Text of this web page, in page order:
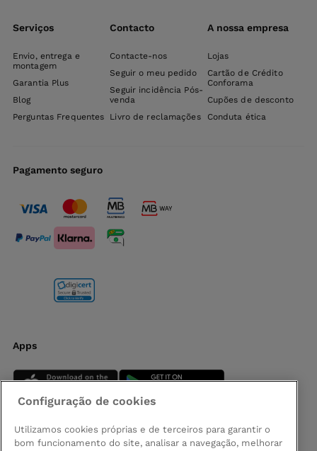
Serviços
Envio, entrega e
montagem
Garantia Plus
Blog
Perguntas Frequentes
Contacto
Contacte-nos
Seguir o meu pedido
Seguir incidência Pós-
venda
Livro de reclamações
A nossa empresa
Lojas
Cartão de Crédito
Conforama
Cupões de desconto
Conduta ética
Pagamento seguro
Apps
Siga-nos
Configuração de cookies
Utilizamos cookies próprias e de terceiros para garantir o
bom funcionamento do site, analisar a navegação, melhorar